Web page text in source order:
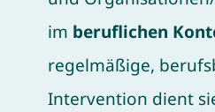
im beruflichen
regelmäßige,
Intervention dient